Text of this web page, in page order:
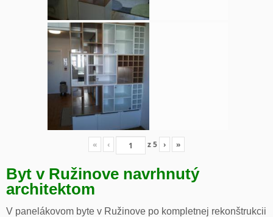
« ‹ z5 › »
Byt v Ružinove navrhnutý
architektom
V panelákovom byte v Ružinove po kompletnej rekonštrukcii